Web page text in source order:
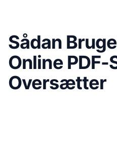
Sådan
Online PDF-
Oversætter